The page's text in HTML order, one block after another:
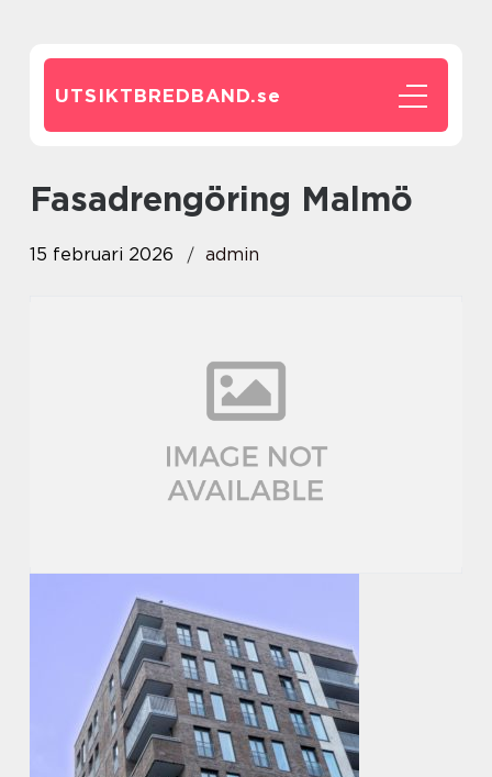
UTSIKTBREDBAND.se
fasadrengöring Malmö
15 februari 2026 admin